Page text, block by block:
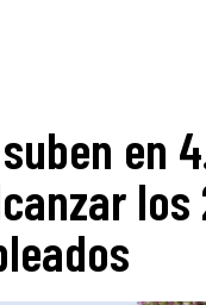
en
los